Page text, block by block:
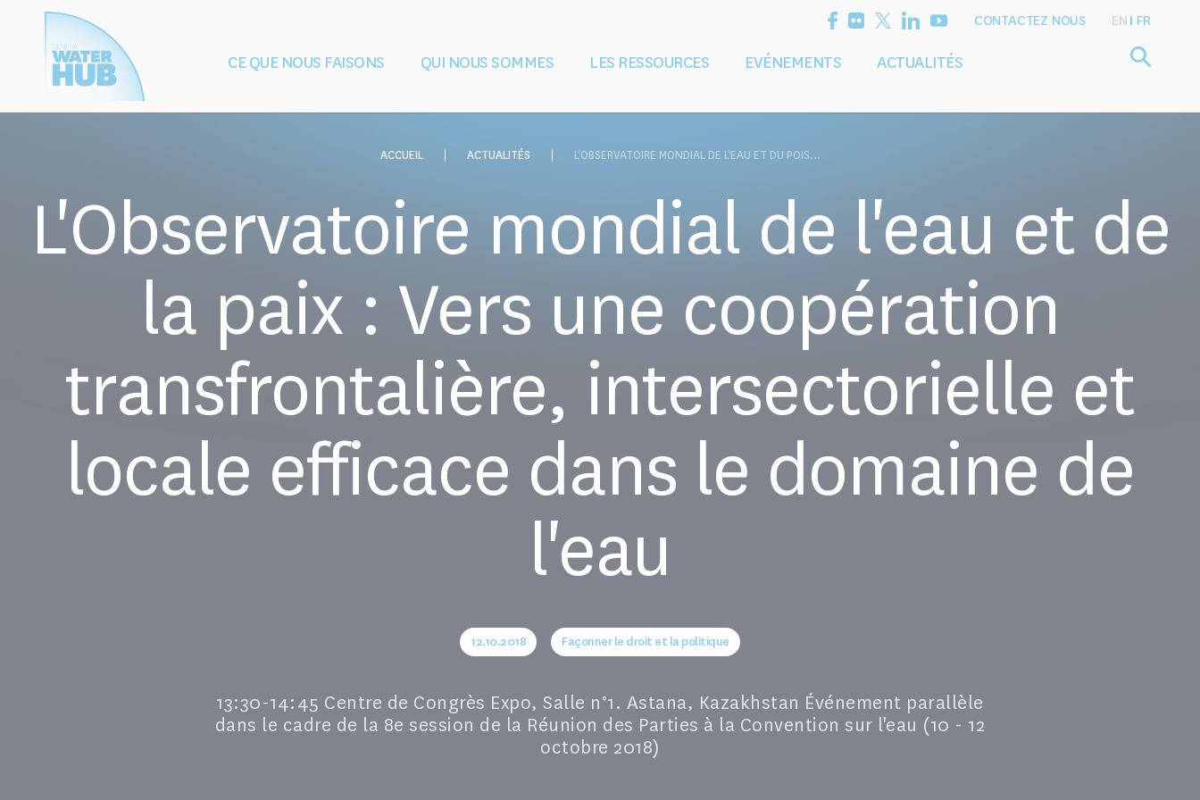
CE QUE NOUS FAISONS QUI NOUS SOMMES LES RESSOURCES EVÉNEMENTS ACTUALITÉS
CONTACTEZ NOUS EN FR
ACCUEIL ACTUALITÉS L'OBSERVATOIRE MONDIAL DE L'EAU ET DU POIS...
L'Observatoire mondial de l'eau et de
la paix : Vers une coopération
transfrontalière, intersectorielle et
locale efficace dans le domaine de
l'eau
12.10.2018 Façonner le droit et la politique
13:30-14:45 Centre de Congrès Expo, Salle n°1. Astana, Kazakhstan Événement parallèle
dans le cadre de la 8e session de la Réunion des Parties à la Convention sur l'eau (10 - 12
octobre 2018)